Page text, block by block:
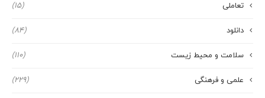
تعاملی (15)
دانلود (84)
سلامت و محیط زیست (110)
علمی و فرهنگی (229)